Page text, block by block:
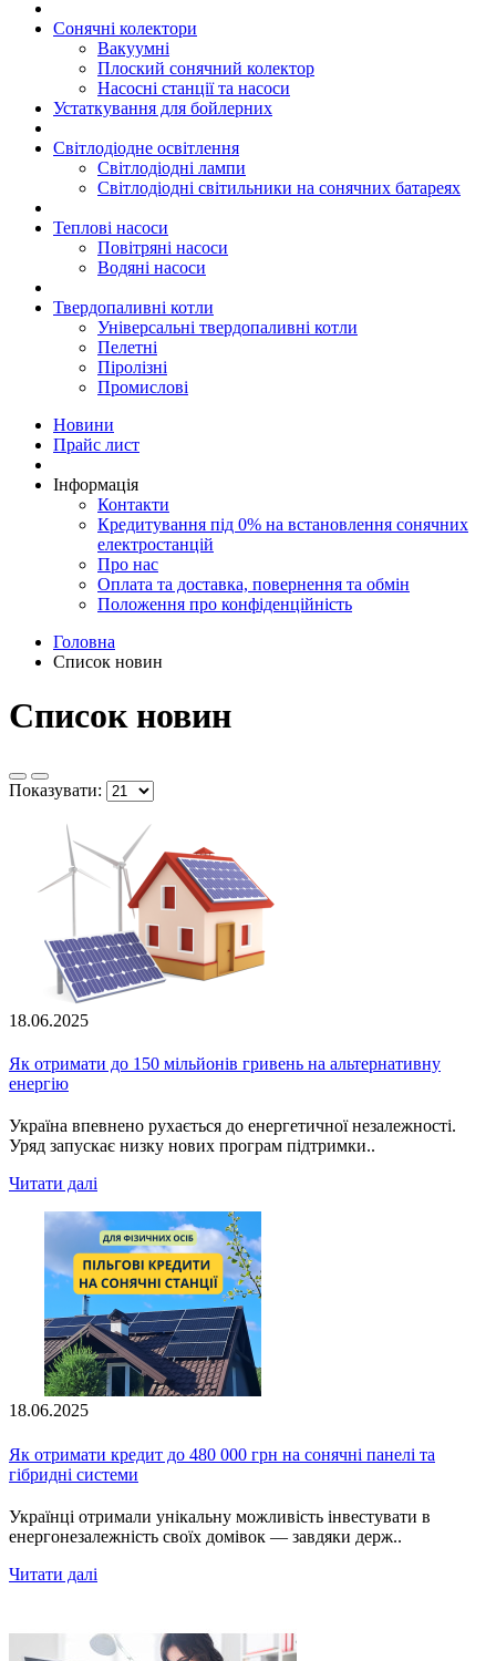
Сонячні колектори
Вакуумні
Плоский сонячний колектор
Насосні станції та насоси
Устаткування для бойлерних
Світлодіодне освітлення
Світлодіодні лампи
Світлодіодні світильники на сонячних батареях
Теплові насоси
Повітряні насоси
Водяні насоси
Твердопаливні котли
Універсальні твердопаливні котли
Пелетні
Піролізні
Промислові
Новини
Прайс лист
Інформація
Контакти
Кредитування під 0% на встановлення сонячних
електростанцій
Про нас
Оплата та доставка, повернення та обмін
Положення про конфіденційність
Головна
Список новин
Список новин
Показувати:
18.06.2025
Як отримати до 150 мільйонів гривень на альтернативну
енергію
Україна впевнено рухається до енергетичної незалежності.
Уряд запускає низку нових програм підтримки..
Читати далі
18.06.2025
Як отримати кредит до 480 000 грн на сонячні панелі та
гібридні системи
Українці отримали унікальну можливість інвестувати в
енергонезалежність своїх домівок — завдяки держ..
Читати далі